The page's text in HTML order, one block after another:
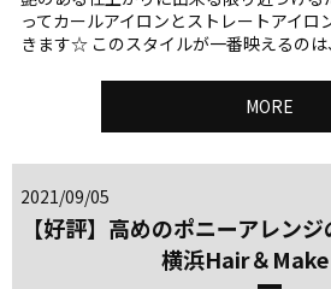
ってカールアイロンとストレートアイロ
きます☆ このスタイルが一番映えるの
MORE
2021/09/05
【好評】高めのポニーアレン
横浜Hair＆Make